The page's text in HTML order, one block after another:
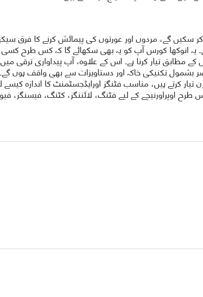
گے، مردوں اور عورتوں کی پیمائش کرنے کا فرق
یہ انوکھا کورس آپ کو یہ بھی سکھائے گا کہ کس طرح کسی
مطابق تیار کرنا ہے۔ اس کے علاوہ، آپ پیداواری ترقی
بشمول تکنیکی خاکہ اور دستاویزات سے بھی واقف ہوں
کرتے ہیں، مناسب فٹنگز اورایڈجسٹمنٹ کا اندازہ کیسے
اوپراورنیچے کے لیے فٹنگ، لائننگز، کٹنگ، فیسنگز،